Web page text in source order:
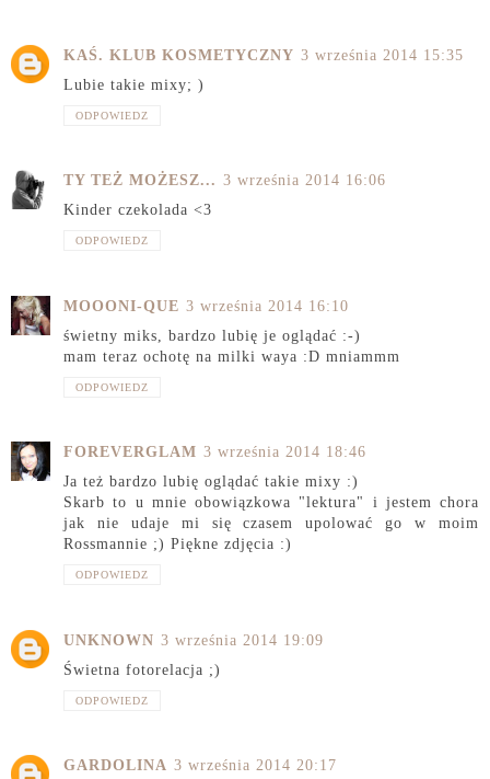
KAŚ. KLUB KOSMETYCZNY 3 września 2014 15:35
Lubie takie mixy; )
ODPOWIEDZ
TY TEŻ MOŻESZ... 3 września 2014 16:06
Kinder czekolada <3
ODPOWIEDZ
MOOONI-QUE 3 września 2014 16:10
świetny miks, bardzo lubię je oglądać :-)
mam teraz ochotę na milki waya :D mniammm
ODPOWIEDZ
FOREVERGLAM 3 września 2014 18:46
Ja też bardzo lubię oglądać takie mixy :)
Skarb to u mnie obowiązkowa "lektura" i jestem chora
jak nie udaje mi się czasem upolować go w moim
Rossmannie ;) Piękne zdjęcia :)
ODPOWIEDZ
UNKNOWN 3 września 2014 19:09
Świetna fotorelacja ;)
ODPOWIEDZ
GARDOLINA 3 września 2014 20:17